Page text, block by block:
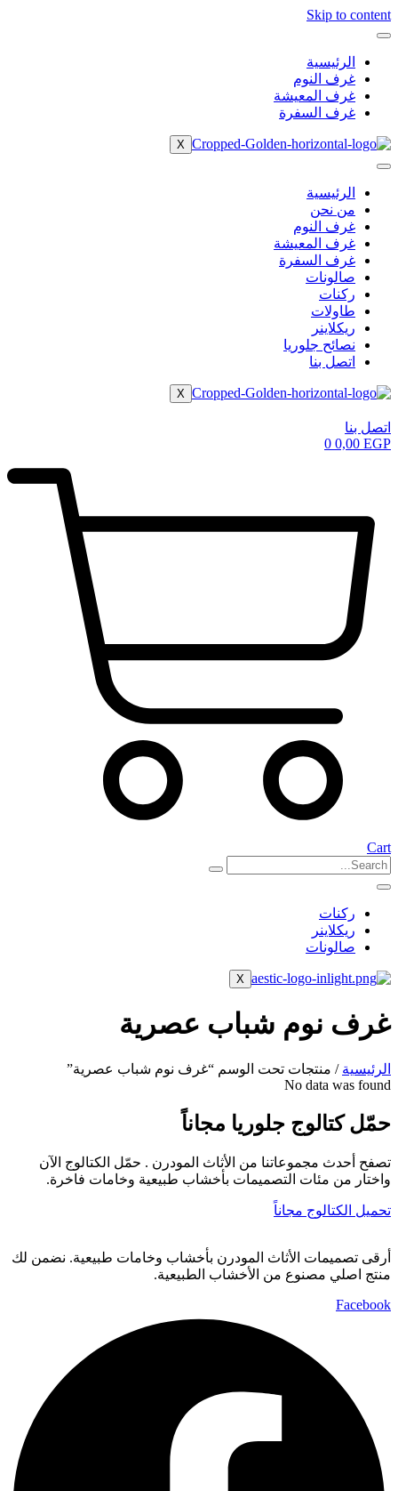
Skip to content
الرئيسية
غرف النوم
غرف المعيشة
غرف السفرة
X
الرئيسية
من نحن
غرف النوم
غرف المعيشة
غرف السفرة
صالونات
ركنات
طاولات
ريكلاينر
نصائح جلوريا
اتصل بنا
X
اتصل بنا
0,00 EGP
0
Cart
ركنات
ريكلاينر
صالونات
X
غرف نوم شباب عصرية
الرئيسية / منتجات تحت الوسم “غرف نوم شباب عصرية”
No data was found
حمّل كتالوج جلوريا مجاناً
تصفح أحدث مجموعاتنا من الأثاث المودرن . حمّل الكتالوج الآن
واختار من مئات التصميمات بأخشاب طبيعية وخامات فاخرة.
تحميل الكتالوج مجاناً
أرقى تصميمات الأثاث المودرن بأخشاب وخامات طبيعية. نضمن لك
منتج اصلي مصنوع من الأخشاب الطبيعية.
Facebook